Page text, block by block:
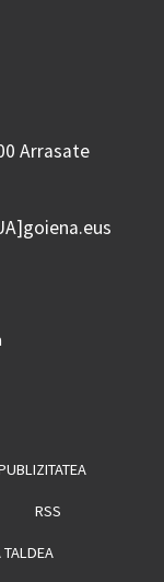
Arrasate
RSS